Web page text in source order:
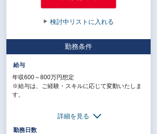
検討中リストに入れる
勤務条件
給与
年収600～800万円想定
※給与は、ご経験・スキルに応じて変動いたしま
す。
【給与形態】月給制
詳細を見る
勤務日数